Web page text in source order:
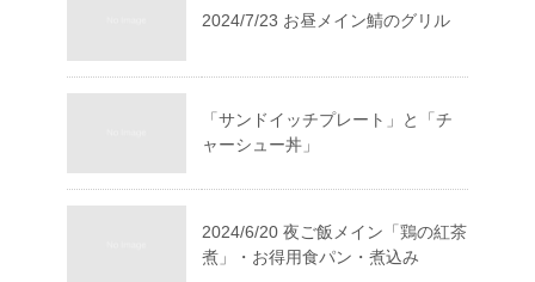
2024/7/23 お昼メイン鯖のグリル
「サンドイッチプレート」と「チ
ャーシュー丼」
2024/6/20 夜ご飯メイン「鶏の紅茶
煮」・お得用食パン・煮込み